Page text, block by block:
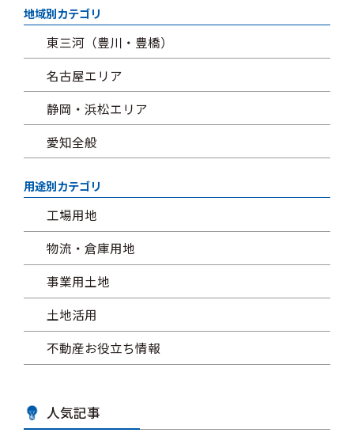
地域別カテゴリ
東三河（豊川・豊橋）
名古屋エリア
静岡・浜松エリア
愛知全般
用途別カテゴリ
工場用地
物流・倉庫用地
事業用土地
土地活用
不動産お役立ち情報
人気記事